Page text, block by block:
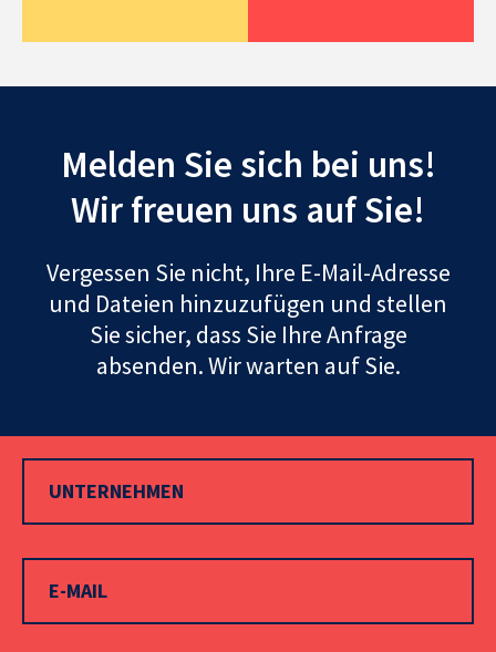
Melden Sie sich bei uns!
Wir freuen uns auf Sie!
Vergessen Sie nicht, Ihre E-Mail-Adresse
und Dateien hinzuzufügen und stellen
Sie sicher, dass Sie Ihre Anfrage
absenden. Wir warten auf Sie.